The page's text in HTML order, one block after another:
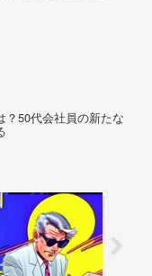
？50代会社員の新たな